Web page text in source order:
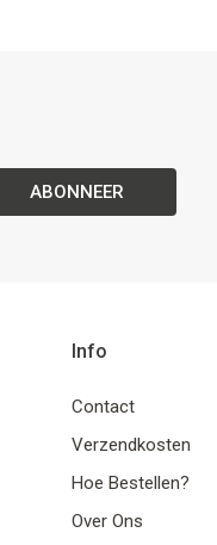
ABONNEER
Info
Contact
Verzendkosten
Hoe Bestellen?
Over Ons